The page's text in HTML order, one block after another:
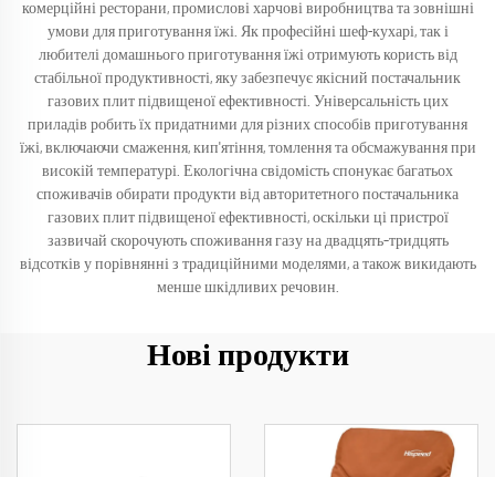
комерційні ресторани, промислові харчові виробництва та зовнішні
умови для приготування їжі. Як професійні шеф-кухарі, так і
любителі домашнього приготування їжі отримують користь від
стабільної продуктивності, яку забезпечує якісний постачальник
газових плит підвищеної ефективності. Універсальність цих
приладів робить їх придатними для різних способів приготування
їжі, включаючи смаження, кип'ятіння, томлення та обсмажування при
високій температурі. Екологічна свідомість спонукає багатьох
споживачів обирати продукти від авторитетного постачальника
газових плит підвищеної ефективності, оскільки ці пристрої
зазвичай скорочують споживання газу на двадцять–тридцять
відсотків у порівнянні з традиційними моделями, а також викидають
менше шкідливих речовин.
Нові продукти